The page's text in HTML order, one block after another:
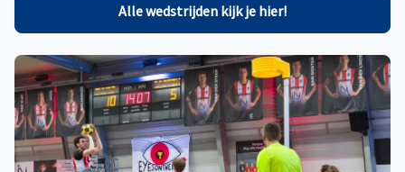
Alle wedstrijden kijk je hier!